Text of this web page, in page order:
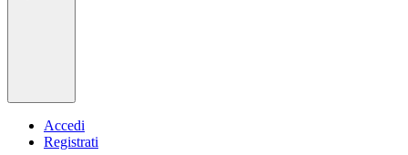
Accedi
Registrati